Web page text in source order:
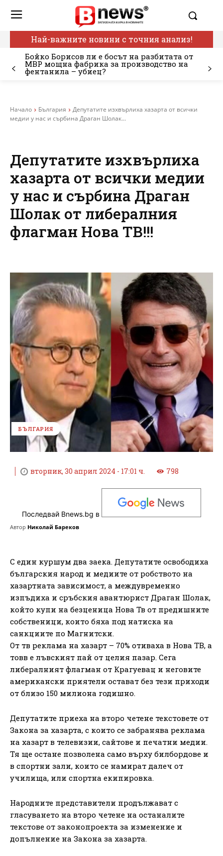
Най-важните новини с точния анализ!
Бойко Борисов ли е босът на разбитата от
МВР мощна фабрика за производство на
фентанила – убиец?
Начало България
Депутатите изхвърлиха хазарта от всички
медии у нас и сърбина Драган Шолак...
Депутатите изхвърлиха
хазарта от всички медии
у нас и сърбина Драган
Шолак от либералния
флагман Нова ТВ!!!
БЪЛГАРИЯ
вторник, 30 април 2024 - 17:01 ч. 798
Последвай Bnews.bg в
Автор Николай Бареков
С един куршум два заека. Депутатите освободиха
българския народ и медиите от робството на
хазартната зависимост, а междувременно
изпъдиха и сръбския авантюрист Драган Шолак,
който купи на безценица Нова Тв от предишните
собственици, които бяха под натиска на
санкциите по Магнитски.
От тв реклама на хазарт – 70% отиваха в Нова ТВ, а
товв е лъвският пай от целия пазар. Сега
либералният флагман от Крагуевац и неговите
американски приятели остават без тези приходи
от близо 150 милиона годишно.
Депутатите приеха на второ четене текстовете от
Закона за хазарта, с които се забранява реклама
на хазарт в телевизии, сайтове и печатни медии.
Тя ще остане позволена само върху билбордове и
в спортни зали, които се намират далеч от
училища, или спортна екипировка.
Народните представители продължават с
гласуването на второ четене на останалите
текстове от законопроекта за изменение и
допълнение на Закона за хазарта.